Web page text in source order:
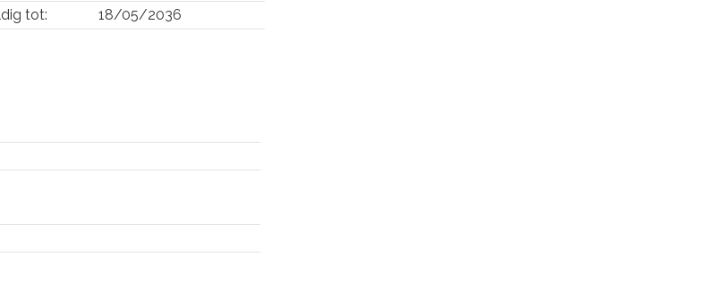
tot:
18/05/2036